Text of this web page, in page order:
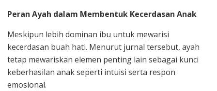
Peran Ayah dalam Membentuk Kecerdasan Anak
Meskipun lebih dominan ibu untuk mewarisi
kecerdasan buah hati. Menurut jurnal tersebut, ayah
tetap mewariskan elemen penting lain sebagai kunci
keberhasilan anak seperti intuisi serta respon
emosional.